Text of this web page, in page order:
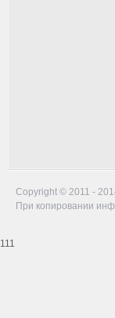
Copyright © 2011 -
При копировании
111